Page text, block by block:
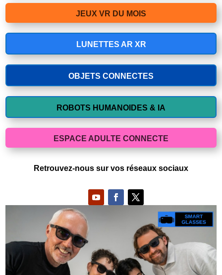
JEUX VR DU MOIS
LUNETTES AR XR
OBJETS CONNECTES
ROBOTS HUMANOIDES & IA
ESPACE ADULTE CONNECTE
Retrouvez-nous sur vos réseaux sociaux